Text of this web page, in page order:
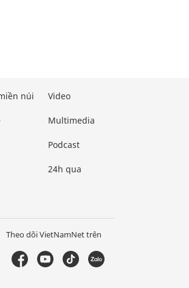
núi Video
Multimedia
Podcast
24h qua
Theo dõi VietNamNet trên